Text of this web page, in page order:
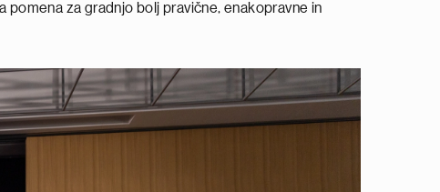
za gradnjo bolj pravične, enakopravne in